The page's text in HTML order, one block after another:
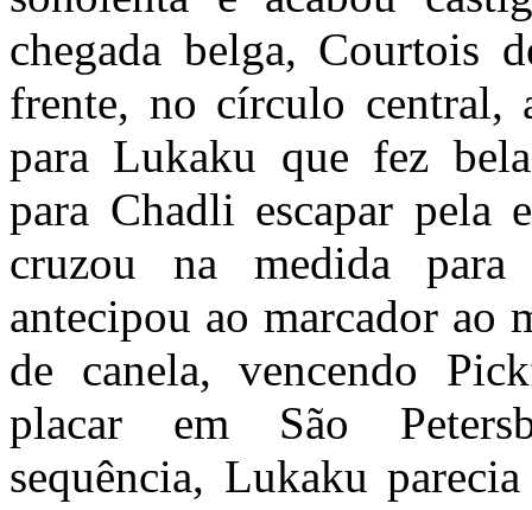
chegada belga, Courtois
frente, no círculo central,
para Lukaku que fez
para Chadli escapar pela
cruzou na medida
antecipou ao marcador ao
de canela, vencendo
placar em São
sequência, Lukaku